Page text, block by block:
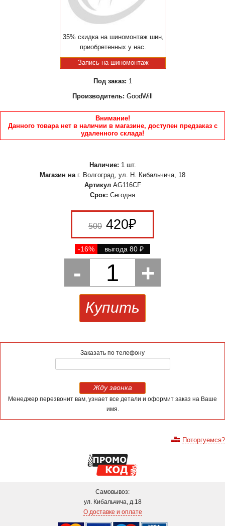
35% скидка на шиномонтаж шин,
приобретенных у нас.
Запись на шиномонтаж
Под заказ: 1
Производитель: GoodWill
Внимание!
Данного товара нет в наличии в магазине, доступен предзаказ с
удаленного склада!
Наличие: 1 шт.
Магазин на г. Волгоград, ул. Н. Кибальчича, 18
Артикул AG116CF
Срок: Сегодня
500 420₽
-16% выгода 80 ₽
- 1 +
Купить
Заказать по телефону
Жду звонка
Менеджер перезвонит вам, узнает все детали и оформит заказ на Ваше
имя.
Поторгуемся?
Самовывоз:
ул. Кибальчича, д.18
О доставке и оплате